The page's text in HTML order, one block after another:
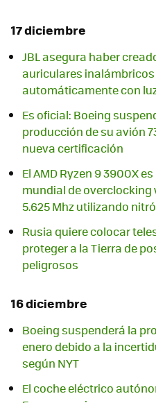
17 diciembre
JBL asegura haber
auriculares
automáticamente con
Es oficial: Boeing
producción de su avión
nueva certificación
El AMD Ryzen 9 3900X
mundial de
5.625 Mhz utilizando
Rusia quiere colocar
proteger a la Tierra de
peligrosos
16 diciembre
Boeing suspenderá la
enero debido a la
según NYT
El coche eléctrico